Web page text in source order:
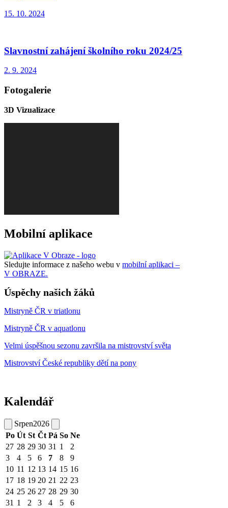
15. 10. 2024
Slavnostní zahájení školního roku 2024/25
2. 9. 2024
Fotogalerie
3D Vizualizace
Mobilní aplikace
Sledujte informace z našeho webu v mobilní aplikaci –
V OBRAZE.
Úspěchy našich žáků
Mistryně ČR v triatlonu
Mistryně ČR v aquatlonu
Velmi úspěšnou sezonu završila na mistrovství světa
Mistrovství České republiky dětí na pony
Kalendář
Srpen2026
Po Út St Čt Pá So Ne
27 28 29 30 31 1
2
3
4 5 6 7 8
9
10 11 12 13 14 15 16
17 18 19 20 21 22 23
24 25 26 27 28 29 30
31 1 2 3 4 5 6